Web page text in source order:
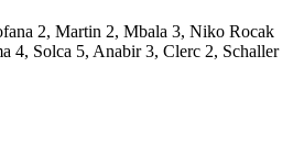
2, Martin 2, Mbala 3, Niko Rocak
4, Solca 5, Anabir 3, Clerc 2, Schaller